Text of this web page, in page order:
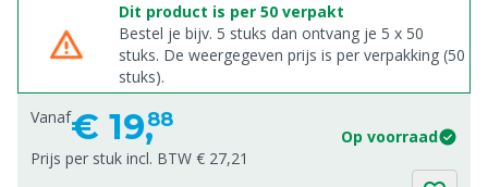
Dit product is per 50 verpakt
Bestel je bijv. 5 stuks dan ontvang je 5 x 50
stuks. De weergegeven prijs is per verpakking (50
stuks).
Vanaf€ 19,88
Op voorraad
Prijs per stuk incl. BTW € 27,21